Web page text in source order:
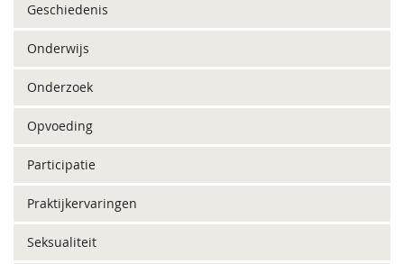
Geschiedenis
Onderwijs
Onderzoek
Opvoeding
Participatie
Praktijkervaringen
Seksualiteit